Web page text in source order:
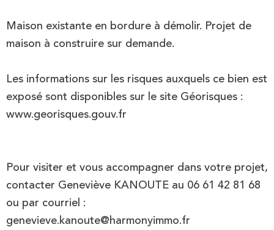
Maison existante en bordure à démolir. Projet de
maison à construire sur demande.
Les informations sur les risques auxquels ce bien est
exposé sont disponibles sur le site Géorisques :
www.georisques.gouv.fr
Pour visiter et vous accompagner dans votre projet,
contacter Geneviève KANOUTE au 06 61 42 81 68
ou par courriel :
genevieve.kanoute@harmonyimmo.fr